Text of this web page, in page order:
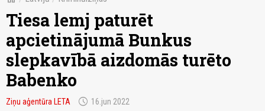
Tiesa lemj paturēt
apcietinājumā Bunkus
slepkavībā aizdomās turēto
Babenko
Ziņu aģentūra LETA schedule 16.jun 2022